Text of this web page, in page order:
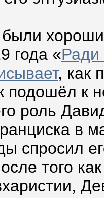
года «Ради
, как
к
роль
в
спросил
того